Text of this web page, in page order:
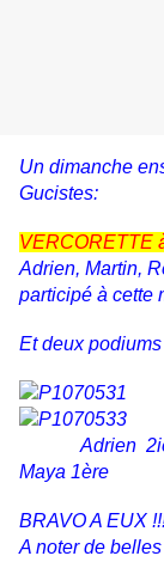
Un dimanche
Gucistes:
VERCORETTE
Adrien, Martin,
participé à cette
Et deux
Maya 1ère
BRAVO A EUX
A noter de